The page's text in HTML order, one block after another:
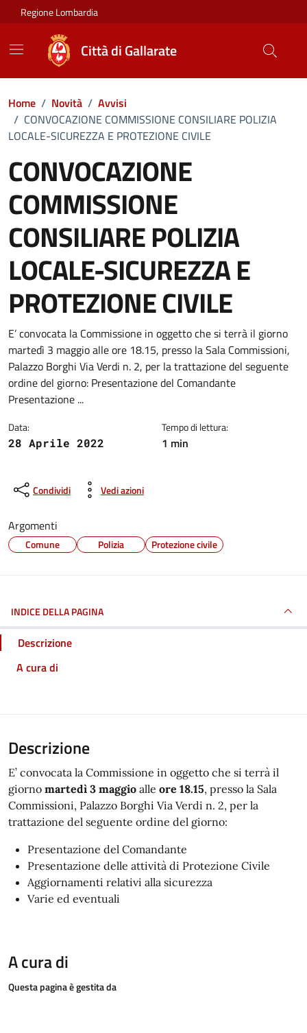
Vai ai contenuti
Vai al footer
Regione Lombardia
Città di Gallarate
Home / Novità / Avvisi
/ CONVOCAZIONE COMMISSIONE CONSILIARE POLIZIA
LOCALE-SICUREZZA E PROTEZIONE CIVILE
CONVOCAZIONE
COMMISSIONE
CONSILIARE POLIZIA
LOCALE-SICUREZZA E
PROTEZIONE CIVILE
Dettagli della notizia
E’ convocata la Commissione in oggetto che si terrà il giorno
martedì 3 maggio alle ore 18.15, presso la Sala Commissioni,
Palazzo Borghi Via Verdi n. 2, per la trattazione del seguente
ordine del giorno: Presentazione del Comandante
Presentazione ...
Data:
28 Aprile 2022
Tempo di lettura:
1 min
Condividi Vedi azioni
Argomenti
Comune Polizia Protezione civile
INDICE DELLA PAGINA
Descrizione
A cura di
Descrizione
E’ convocata la Commissione in oggetto che si terrà il
giorno martedì 3 maggio alle ore 18.15, presso la Sala
Commissioni, Palazzo Borghi Via Verdi n. 2, per la
trattazione del seguente ordine del giorno:
Presentazione del Comandante
Presentazione delle attività di Protezione Civile
Aggiornamenti relativi alla sicurezza
Varie ed eventuali
A cura di
Questa pagina è gestita da